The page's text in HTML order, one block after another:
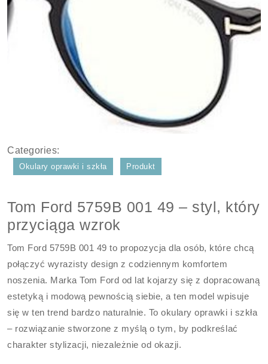
Categories:
Okulary oprawki i szkła Produkt
Tom Ford 5759B 001 49 – styl, który
przyciąga wzrok
Tom Ford 5759B 001 49 to propozycja dla osób, które chcą
połączyć wyrazisty design z codziennym komfortem
noszenia. Marka Tom Ford od lat kojarzy się z dopracowaną
estetyką i modową pewnością siebie, a ten model wpisuje
się w ten trend bardzo naturalnie. To okulary oprawki i szkła
– rozwiązanie stworzone z myślą o tym, by podkreślać
charakter stylizacji, niezależnie od okazji.